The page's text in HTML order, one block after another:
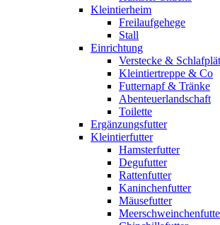
Kleintierheim
Freilaufgehege
Stall
Einrichtung
Verstecke &
Kleintiertreppe & Co
Futternapf & Tränke
Abenteuerlandschaft
Toilette
Ergänzungsfutter
Kleintierfutter
Hamsterfutter
Degufutter
Rattenfutter
Kaninchenfutter
Mäusefutter